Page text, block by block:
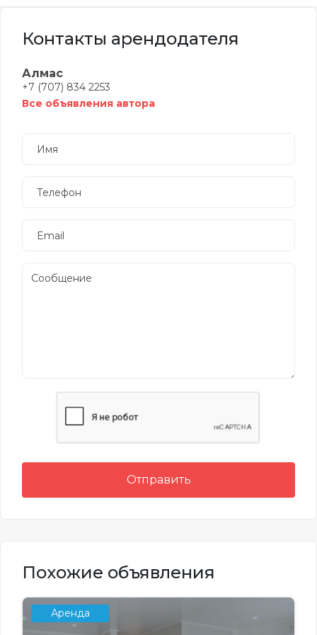
Контакты арендодателя
Алмас
+7 (707) 834 2253
Все объявления автора
Отправить
Похожие объявления
Аренда